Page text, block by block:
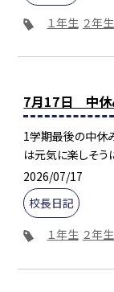
１年生 ２年生
7月17日 中休
1学期最後の中休
は元気に楽しそう
2026/07/17
校長日記
１年生 ２年生